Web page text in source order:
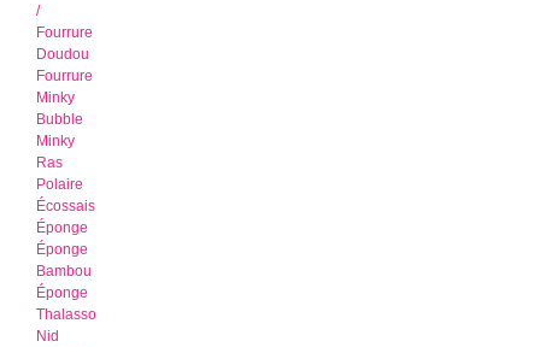
/
Fourrure
Doudou
Fourrure
Minky
Bubble
Minky
Ras
Polaire
Écossais
Éponge
Éponge
Bambou
Éponge
Thalasso
Nid